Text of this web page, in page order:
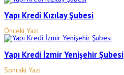
Yapı Kredi Kızılay Şubesi
Önceki Yazı
Yapı Kredi İzmir Yenişehir Şubesi
Sonraki Yazı